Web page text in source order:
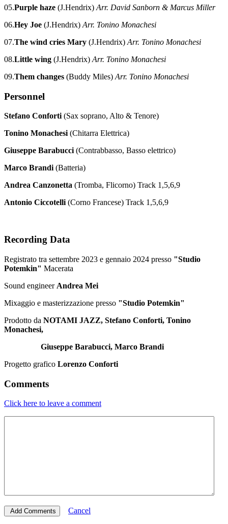
05.Purple haze (J.Hendrix) Arr. David Sanborn & Marcus Miller
06.Hey Joe (J.Hendrix) Arr. Tonino Monachesi
07.The wind cries Mary (J.Hendrix) Arr. Tonino Monachesi
08.Little wing (J.Hendrix) Arr. Tonino Monachesi
09.Them changes (Buddy Miles) Arr. Tonino Monachesi
Personnel
Stefano Conforti(Sax soprano, Alto & Tenore)
Tonino Monachesi(Chitarra Elettrica)
Giuseppe Barabucci(Contrabbasso, Basso elettrico)
Marco Brandi(Batteria)
Andrea Canzonetta (Tromba, Flicorno) Track 1,5,6,9
Antonio Ciccotelli(Corno Francese) Track 1,5,6,9
Recording Data
Registrato tra settembre 2023 e gennaio 2024 presso "Studio
Potemkin" Macerata
Sound engineer Andrea Mei
Mixaggio e masterizzazione presso "Studio Potemkin"
Prodotto da NOTAMI JAZZ, Stefano Conforti, Tonino
Monachesi,
Giuseppe Barabucci, Marco Brandi
Progetto grafico Lorenzo Conforti
Comments
Click here to leave a comment
Cancel